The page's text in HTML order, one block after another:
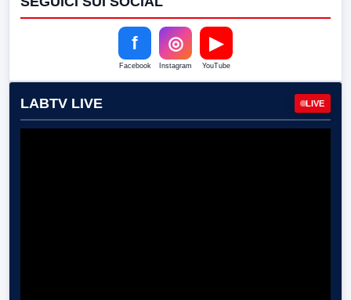
f
Facebook
◎
Instagram
▶
YouTube
LABTV LIVE LIVE